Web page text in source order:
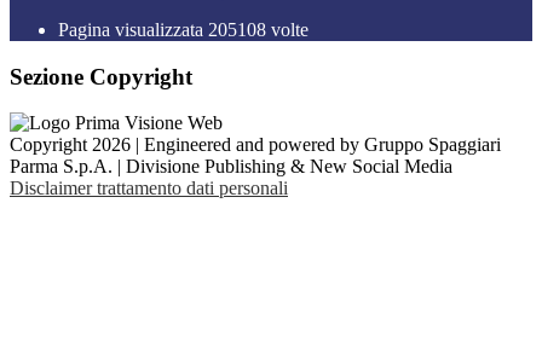
Pagina visualizzata 205108 volte
Sezione Copyright
Copyright 2026 | Engineered and powered by Gruppo Spaggiari
Parma S.p.A. | Divisione Publishing & New Social Media
Disclaimer trattamento dati personali